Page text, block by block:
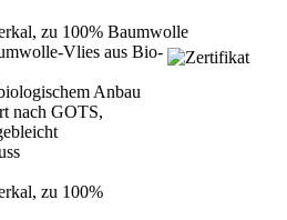
zu 100% Baumwolle
Vlies aus Bio-
Anbau
nach GOTS,
zu 100%